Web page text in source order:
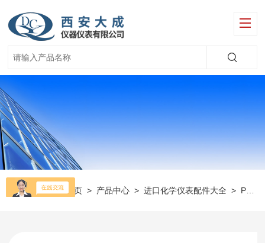
当前位置： 首页 > 产品中心 >进口化学仪表配件大全 > Polymetron仪表配件